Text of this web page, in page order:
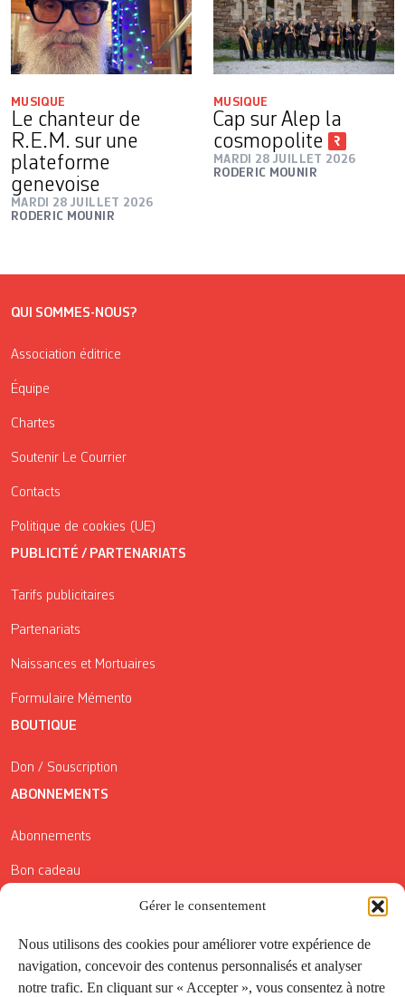
Gérer le consentement
Nous utilisons des cookies pour améliorer votre expérience de
navigation, concevoir des contenus personnalisés et analyser
notre trafic. En cliquant sur « Accepter », vous consentez à notre
MUSIQUE
Le chanteur de
R.E.M. sur une
plateforme
genevoise
MARDI 28 JUILLET 2026
RODERIC MOUNIR
MUSIQUE
Cap sur Alep la
cosmopolite
MARDI 28 JUILLET 2026
RODERIC MOUNIR
QUI SOMMES-NOUS?
Association éditrice
Équipe
Chartes
Soutenir Le Courrier
Contacts
Politique de cookies (UE)
PUBLICITÉ / PARTENARIATS
Tarifs publicitaires
Partenariats
Naissances et Mortuaires
Formulaire Mémento
BOUTIQUE
Don / Souscription
ABONNEMENTS
Abonnements
Bon cadeau
Conditions générales de vente
Réductions de la Carte Côté Courrier
Application